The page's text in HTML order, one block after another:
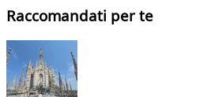
Raccomandati per te